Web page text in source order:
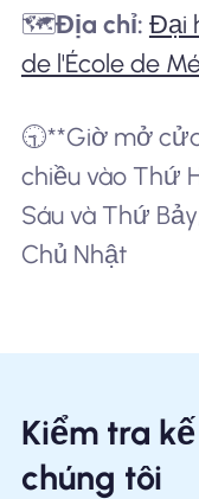
🗺️Địa chỉ: Đại
de l'École de
🕤**Giờ mở
chiều vào Thứ
Sáu và Thứ
Chủ Nhật
Kiểm tra
chúng tôi